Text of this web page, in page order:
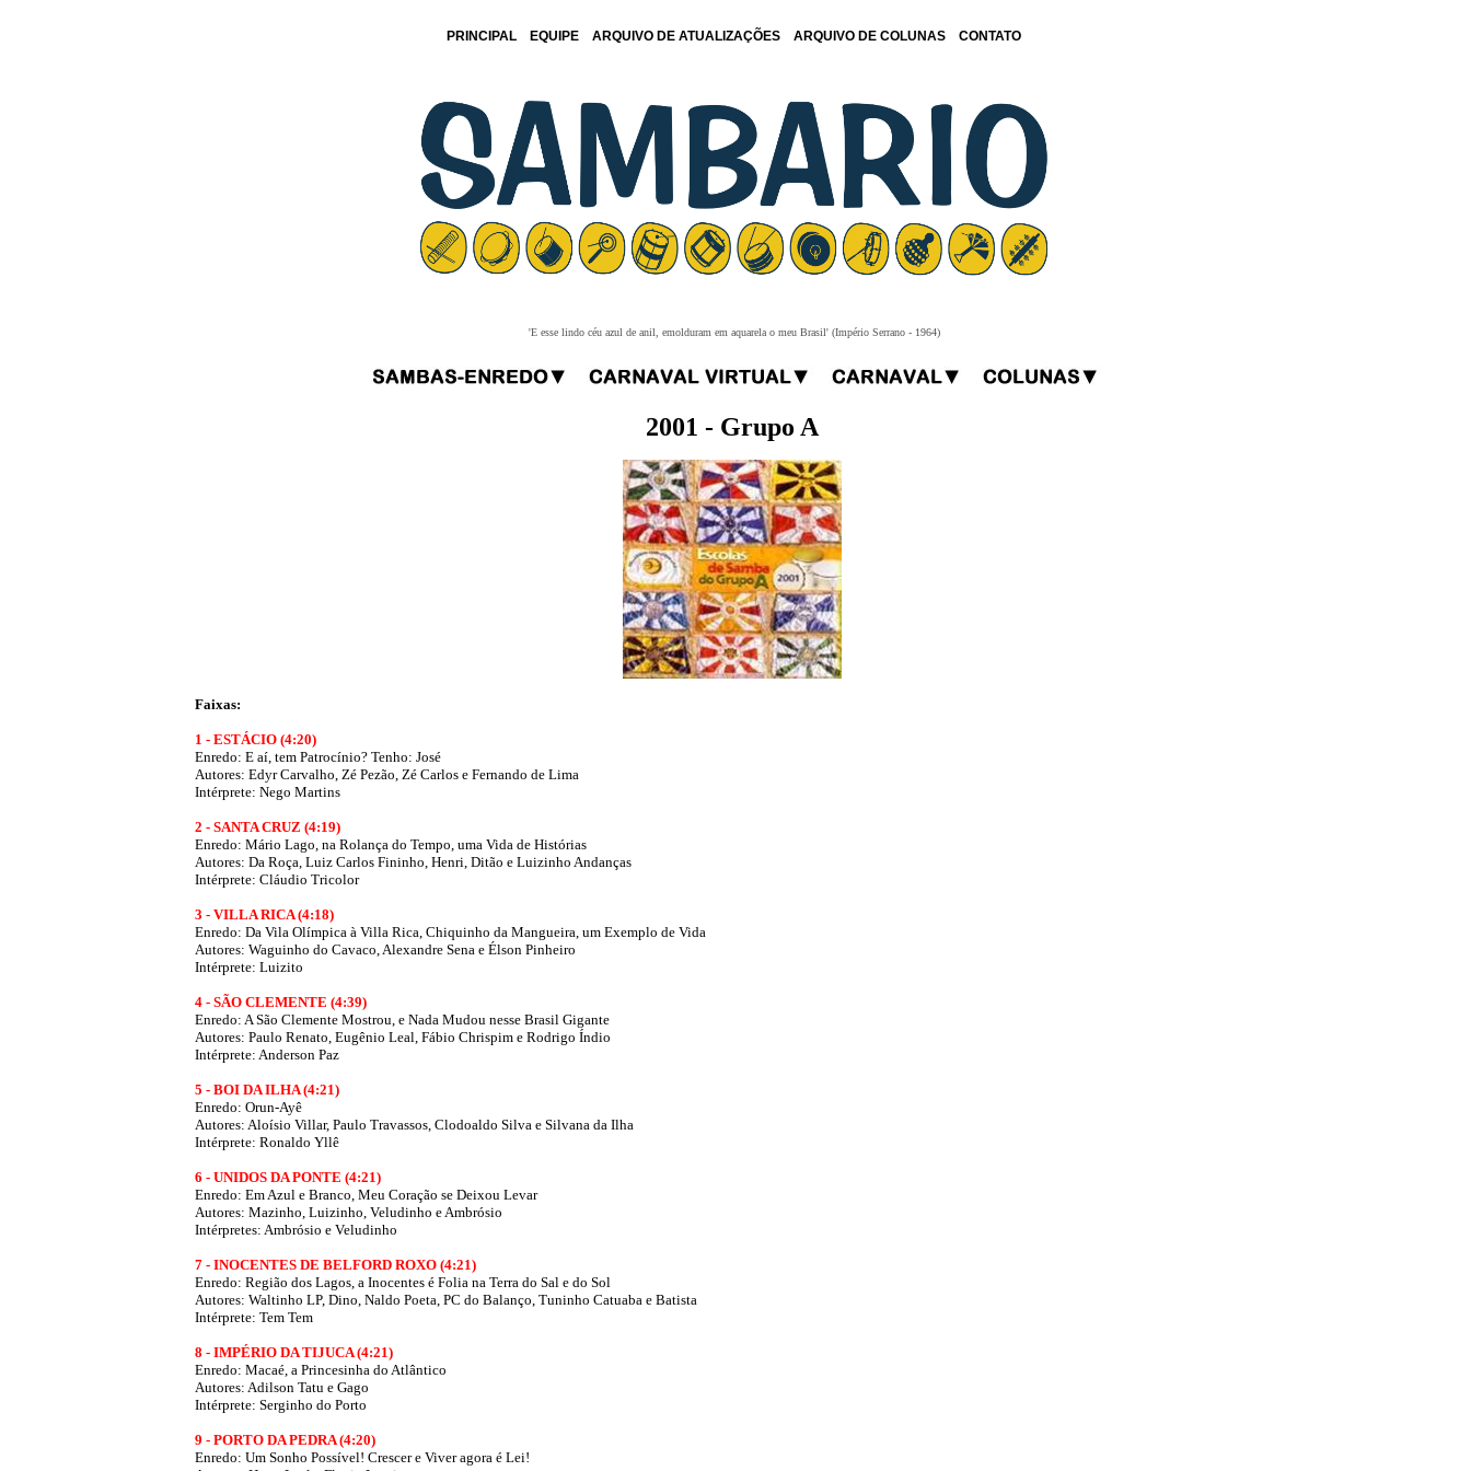
PRINCIPAL EQUIPE ARQUIVO DE ATUALIZAÇÕES ARQUIVO DE COLUNAS CONTATO
'E esse lindo céu azul de anil, emolduram em aquarela o meu Brasil' (Império Serrano - 1964)
2001 - Grupo A
Faixas:
1 - ESTÁCIO (4:20)
Enredo: E aí, tem Patrocínio? Tenho: José
Autores: Edyr Carvalho, Zé Pezão, Zé Carlos e Fernando de Lima
Intérprete: Nego Martins
2 - SANTA CRUZ (4:19)
Enredo: Mário Lago, na Rolança do Tempo, uma Vida de Histórias
Autores: Da Roça, Luiz Carlos Fininho, Henri, Ditão e Luizinho Andanças
Intérprete: Cláudio Tricolor
3 - VILLA RICA (4:18)
Enredo: Da Vila Olímpica à Villa Rica, Chiquinho da Mangueira, um Exemplo de Vida
Autores: Waguinho do Cavaco, Alexandre Sena e Élson Pinheiro
Intérprete: Luizito
4 - SÃO CLEMENTE (4:39)
Enredo: A São Clemente Mostrou, e Nada Mudou nesse Brasil Gigante
Autores: Paulo Renato, Eugênio Leal, Fábio Chrispim e Rodrigo Índio
Intérprete: Anderson Paz
5 - BOI DA ILHA (4:21)
Enredo: Orun-Ayê
Autores: Aloísio Villar, Paulo Travassos, Clodoaldo Silva e Silvana da Ilha
Intérprete: Ronaldo Yllê
6 - UNIDOS DA PONTE (4:21)
Enredo: Em Azul e Branco, Meu Coração se Deixou Levar
Autores: Mazinho, Luizinho, Veludinho e Ambrósio
Intérpretes: Ambrósio e Veludinho
7 - INOCENTES DE BELFORD ROXO (4:21)
Enredo: Região dos Lagos, a Inocentes é Folia na Terra do Sal e do Sol
Autores: Waltinho LP, Dino, Naldo Poeta, PC do Balanço, Tuninho Catuaba e Batista
Intérprete: Tem Tem
8 - IMPÉRIO DA TIJUCA (4:21)
Enredo: Macaé, a Princesinha do Atlântico
Autores: Adilson Tatu e Gago
Intérprete: Serginho do Porto
9 - PORTO DA PEDRA (4:20)
Enredo: Um Sonho Possível! Crescer e Viver agora é Lei!